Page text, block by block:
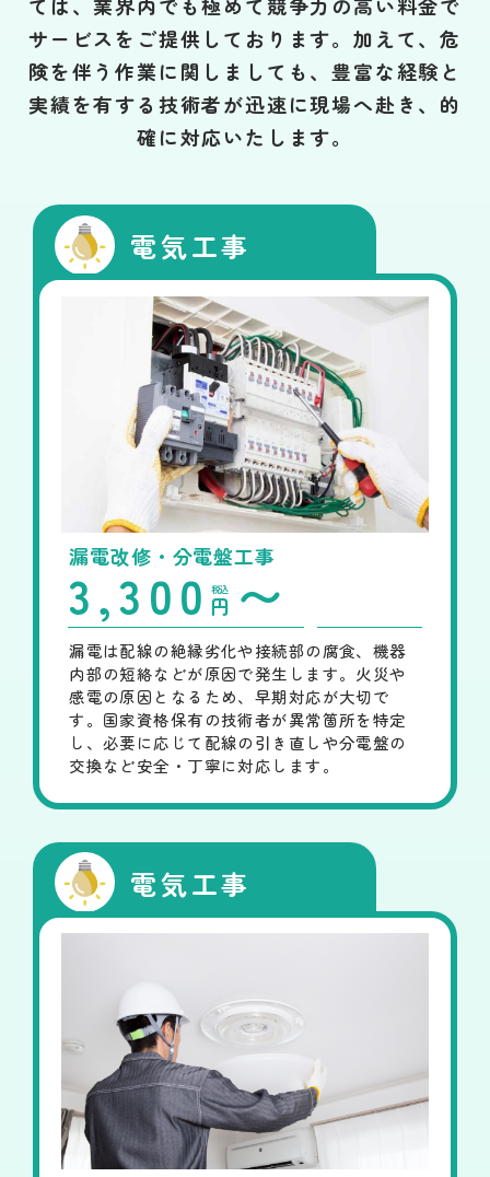
ては、業界内でも極めて競争力の高い料金で
サービスをご提供しております。加えて、危
険を伴う作業に関しましても、豊富な経験と
実績を有する技術者が迅速に現場へ赴き、的
確に対応いたします。
電気工事
漏電改修・分電盤工事
3,300 円 〜
税込
漏電は配線の絶縁劣化や接続部の腐食、機器
内部の短絡などが原因で発生します。火災や
感電の原因となるため、早期対応が大切で
す。国家資格保有の技術者が異常箇所を特定
し、必要に応じて配線の引き直しや分電盤の
交換など安全・丁寧に対応します。
電気工事